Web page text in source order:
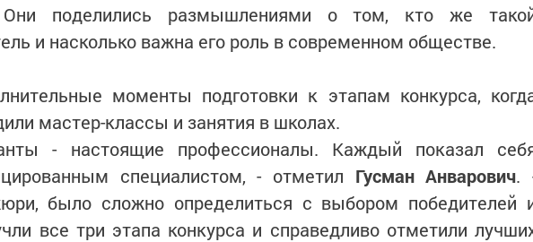
Они поделились размышлениями о том, кто же
и насколько важна его роль в современном обществе.
моменты подготовки к этапам конкурса,
мастер-классы и занятия в школах.
- настоящие профессионалы. Каждый показал
специалистом, - отметил Гусман Анварович.
было сложно определиться с выбором победителей
все три этапа конкурса и справедливо отметили